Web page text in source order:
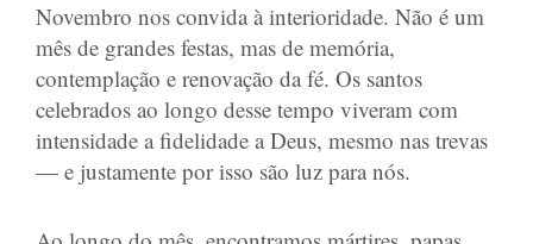
Novembro nos convida à interioridade. Não é um
mês de grandes festas, mas de memória,
contemplação e renovação da fé. Os santos
celebrados ao longo desse tempo viveram com
intensidade a fidelidade a Deus, mesmo nas trevas
— e justamente por isso são luz para nós.